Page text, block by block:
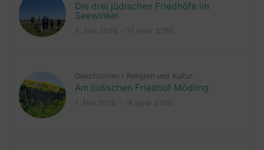
Die drei jüdischen Friedhöfe im
Seewinkel
Geschichten / Religion und Kultur
Am jüdischen Friedhof Mödling